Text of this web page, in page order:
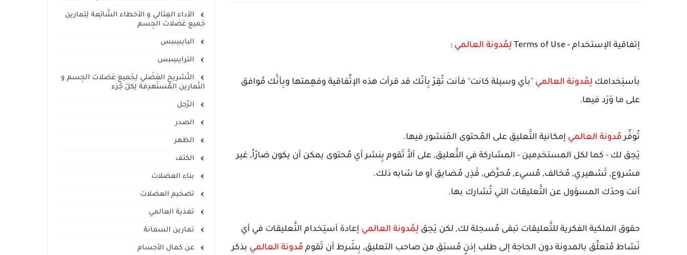
إتفاقية الإستخدام - Terms of Use لِمُدونة العالمي :
بآستِخدامك لِمُدونة العالمي "بأي وسيلة كانت" فأنت تُقِرّ بِأنّك قد قرأت هذه الإتِّفاقية وفهِمتها وبِأنَّك مُوافق
على ما وَرَد فيها.
تُوفِّرمُدونة العالمي إمكانية التَّعليق على المُحتوى المَنشور فيها.
يَحِق لك - كما لكل المستخدِمين - المشاركة في التَّعليق, على ألاَّ تَقوم بِنشر أي مُحتوى يمكن أن يكون ضارّاً, غير
مشروع, تَشهيري, مُخالف, مُسيء, مُحرِّض, قَذِر, مُضايق أو ما شابه ذلك.
أنت وحدَك المسؤول عن التَّعليقات التي تُشارك بها.
حقوق الملكية الفكرية للتَّعليقات تبقى مُسجلة لك, لكن يَحِق لِمُدونة العالمي إعادة آستِخدام التَّعليقات في أي
نَشاط مُتعلِّق بالمدونة دون الحاجة إلى طلب إذنٍ مُسبَق من صاحب التعليق, بِشَرط أن تَقوم مُدونة العالمي بذكر
الأداء المِثالي و الأخطاء الشّائِعة لِتمارين
جَميع عَضلات الجِسم
البايسِبس
الترايسِبس
التّشريح العَضَلي لِجَميع عَضلات الجِسم و
التّمارين المُستَهدِفة لِكلّ جُزء
الرِّجل
الصدر
الظهر
الكتف
بناء العضلات
تضخيم العضلات
تغذية العالمي
تمارين السمانة
عن كمال الأجسام